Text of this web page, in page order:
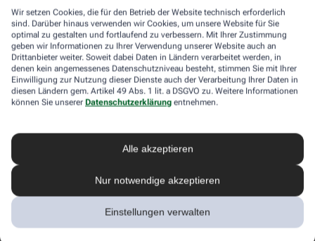
Wir setzen Cookies, die für den Betrieb der Website technisch erforderlich
sind. Darüber hinaus verwenden wir Cookies, um unsere Website für Sie
optimal zu gestalten und fortlaufend zu verbessern. Mit Ihrer Zustimmung
geben wir Informationen zu Ihrer Verwendung unserer Website auch an
Drittanbieter weiter. Soweit dabei Daten in Ländern verarbeitet werden, in
denen kein angemessenes Datenschutzniveau besteht, stimmen Sie mit Ihrer
Einwilligung zur Nutzung dieser Dienste auch der Verarbeitung Ihrer Daten in
diesen Ländern gem. Artikel 49 Abs. 1 lit. a DSGVO zu. Weitere Informationen
können Sie unserer Datenschutzerklärung entnehmen.
Alle akzeptieren
Nur notwendige akzeptieren
Einstellungen verwalten